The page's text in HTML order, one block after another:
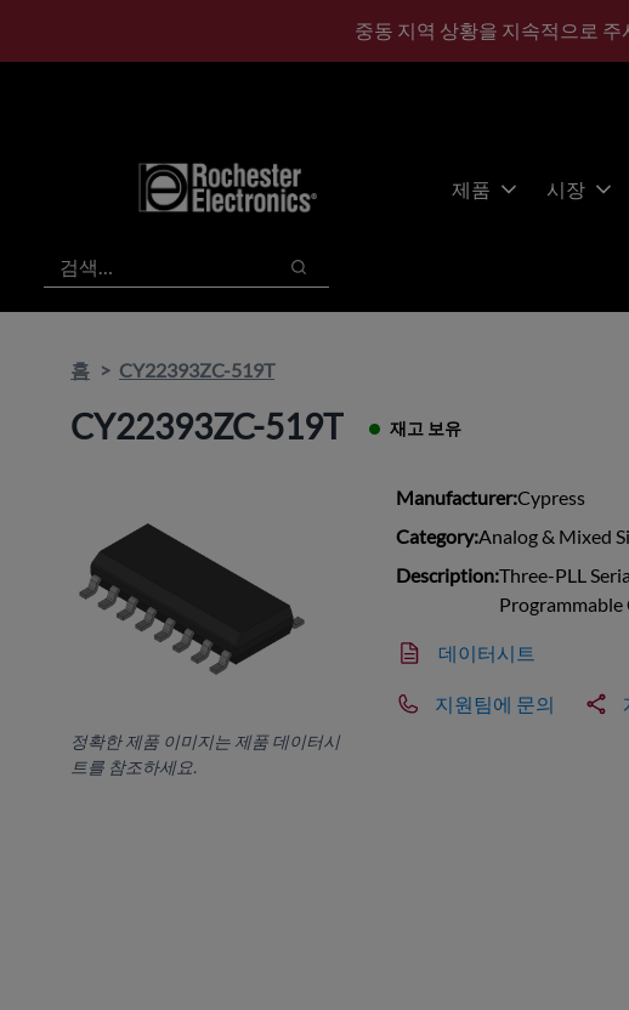
중동 지역 상황을 지속적으로
제품 시장
검색
검색
홈 CY22393ZC-519T
CY22393ZC-519T 재고 보유
정확한 제품 이미지는 제품 데이터시
트를 참조하세요.
Manufacturer:Cypress
Category:Analog & Mixed
Description:Three-PLL
데이터시트
지원팀에 문의